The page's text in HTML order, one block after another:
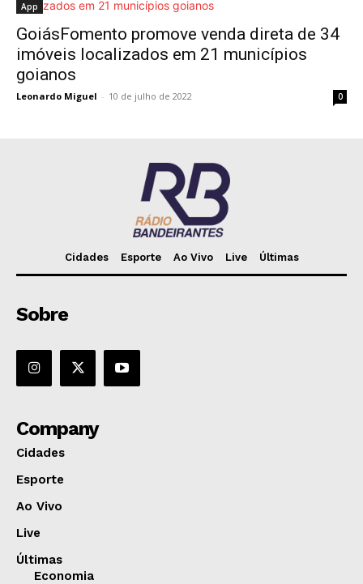
App
GoiásFomento promove venda direta de 34
imóveis localizados em 21 municípios
goianos
Leonardo Miguel - 10 de julho de 2022 0
Cidades Esporte Ao Vivo Live Últimas
Sobre
Company
Cidades
Esporte
Ao Vivo
Live
Últimas
Economia